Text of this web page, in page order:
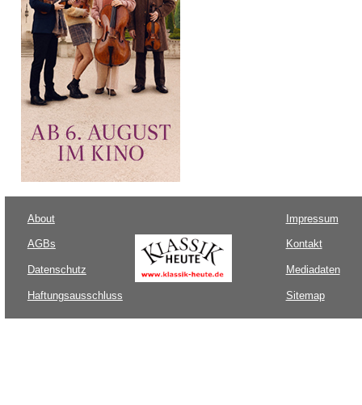
About
AGBs
Datenschutz
Haftungsausschluss
Impressum
Kontakt
Mediadaten
Sitemap